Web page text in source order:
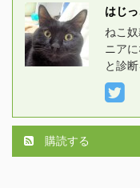
はじっ
ねこ
ニア
と診
購読する